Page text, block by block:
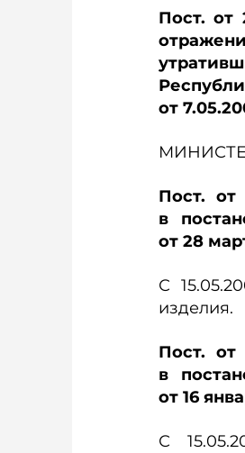
Пост. от
от
Пост.
в
от 28
С
изделия.
Пост.
в
от 16
С